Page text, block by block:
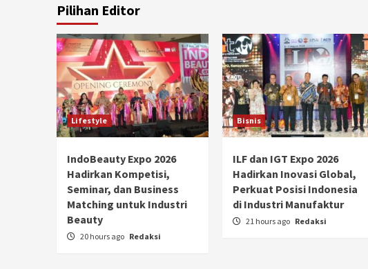
Pilihan Editor
Lifestyle
IndoBeauty Expo 2026
Hadirkan Kompetisi,
Seminar, dan Business
Matching untuk Industri
Beauty
20 hours ago Redaksi
Bisnis
ILF dan IGT Expo 2026
Hadirkan Inovasi Global,
Perkuat Posisi Indonesia
di Industri Manufaktur
21 hours ago Redaksi